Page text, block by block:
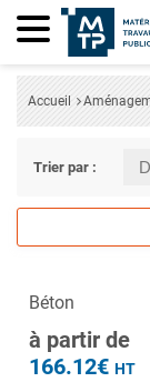
Accueil
Trier par :
Béton
à partir de
166.12€ HT